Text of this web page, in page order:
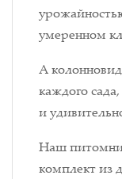
умеренном
А
каждого
и
Наш
комплект из